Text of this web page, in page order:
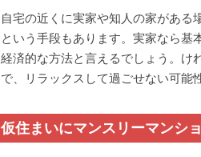
自宅の近くに実家や知人の家がある
という手段もあります。実家なら基
経済的な方法と言えるでしょう。け
で、リラックスして過ごせない可能
仮住まいにマンスリーマンシ